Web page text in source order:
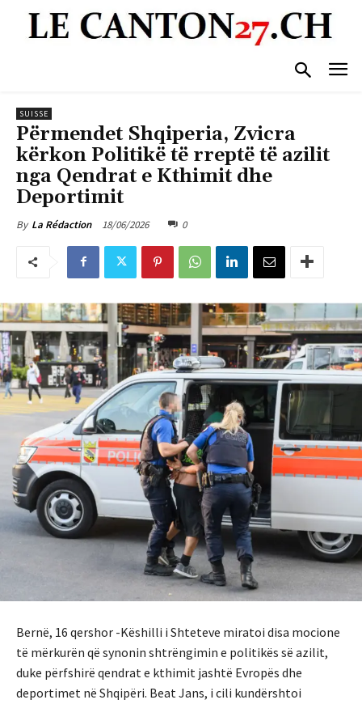
SUISSE
Përmendet Shqiperia, Zvicra
kërkon Politikë të rreptë të azilit
nga Qendrat e Kthimit dhe
Deportimit
By La Rédaction 18/06/2026 0
Bernë, 16 qershor -Këshilli i Shteteve miratoi disa mocione
të mërkurën që synonin shtrëngimin e politikës së azilit,
duke përfshirë qendrat e kthimit jashtë Evropës dhe
deportimet në Shqipëri. Beat Jans, i cili kundërshtoi